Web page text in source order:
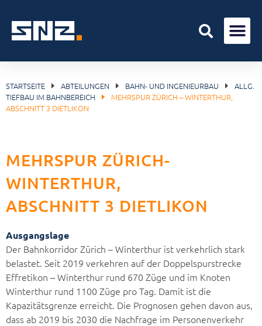
STARTSEITE ABTEILUNGEN BAHN- UND INGENIEURBAU
ALLG.
TIEFBAU IM BAHNBEREICH
MEHRSPUR ZÜRICH – WINTERTHUR,
ABSCHNITT 3 DIETLIKON
MEHRSPUR ZÜRICH-
WINTERTHUR,
ABSCHNITT 3 DIETLIKON
Ausgangslage
Der Bahnkorridor Zürich – Winterthur ist verkehrlich stark
belastet. Seit 2019 verkehren auf der Doppelspurstrecke
Effretikon – Winterthur rund 670 Züge und im Knoten
Winterthur rund 1100 Züge pro Tag. Damit ist die
Kapazitätsgrenze erreicht. Die Prognosen gehen davon aus,
dass ab 2019 bis 2030 die Nachfrage im Personenverkehr